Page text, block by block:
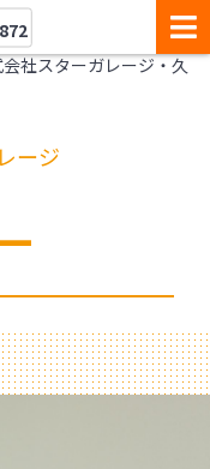
社スターガレージ・久
ージ